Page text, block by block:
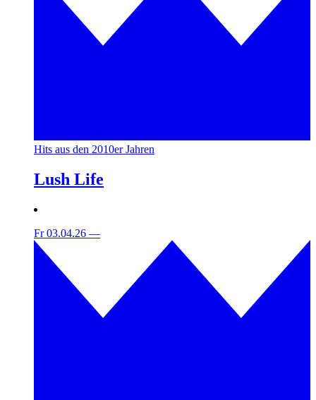
Hits aus den 2010er Jahren
Lush Life
Fr 03.04.26 —